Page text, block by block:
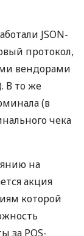
JSON-
протокол,
вендорами
В то же
(в
чека
на
акция
которой
за POS-